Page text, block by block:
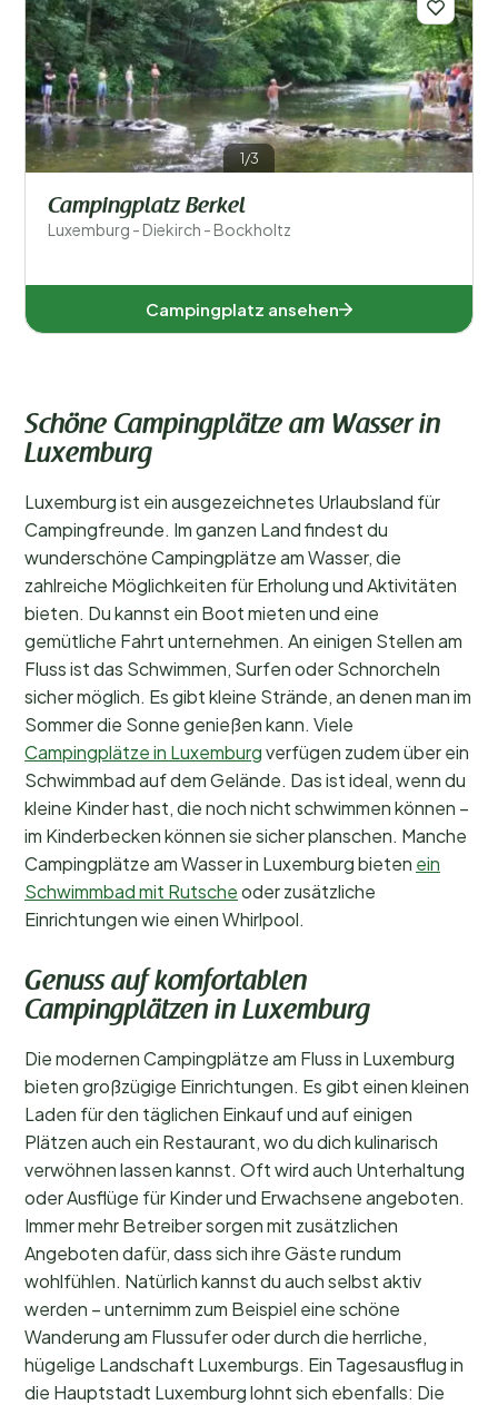
Diekirch (4)
Beliebte Filter
Unterkunftstyp
Schwimmen
Sport und Freizeit
1/3
Campingplatz Berkel
Luxemburg - Diekirch - Bockholtz
Campingplatz ansehen
Schöne Campingplätze am Wasser in
Luxemburg
Luxemburg ist ein ausgezeichnetes Urlaubsland für
Campingfreunde. Im ganzen Land findest du
wunderschöne Campingplätze am Wasser, die
zahlreiche Möglichkeiten für Erholung und Aktivitäten
bieten. Du kannst ein Boot mieten und eine
gemütliche Fahrt unternehmen. An einigen Stellen am
Fluss ist das Schwimmen, Surfen oder Schnorcheln
sicher möglich. Es gibt kleine Strände, an denen man im
Sommer die Sonne genießen kann. Viele
Campingplätze in Luxemburgverfügen zudem über ein
Schwimmbad auf dem Gelände. Das ist ideal, wenn du
kleine Kinder hast, die noch nicht schwimmen können –
im Kinderbecken können sie sicher planschen. Manche
Campingplätze am Wasser in Luxemburg bieten ein
Schwimmbad mit Rutscheoder zusätzliche
Einrichtungen wie einen Whirlpool.
Genuss auf komfortablen
Campingplätzen in Luxemburg
Die modernen Campingplätze am Fluss in Luxemburg
bieten großzügige Einrichtungen. Es gibt einen kleinen
Laden für den täglichen Einkauf und auf einigen
Plätzen auch ein Restaurant, wo du dich kulinarisch
verwöhnen lassen kannst. Oft wird auch Unterhaltung
oder Ausflüge für Kinder und Erwachsene angeboten.
Immer mehr Betreiber sorgen mit zusätzlichen
Angeboten dafür, dass sich ihre Gäste rundum
wohlfühlen. Natürlich kannst du auch selbst aktiv
werden – unternimm zum Beispiel eine schöne
Wanderung am Flussufer oder durch die herrliche,
hügelige Landschaft Luxemburgs. Ein Tagesausflug in
die Hauptstadt Luxemburg lohnt sich ebenfalls: Die